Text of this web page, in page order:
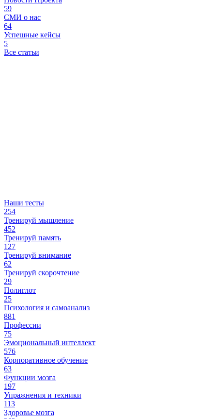
59
СМИ о нас
64
Успешные кейсы
5
Все статьи
Наши тесты
254
Тренируй мышление
452
Тренируй память
127
Тренируй внимание
62
Тренируй скорочтение
29
Полиглот
25
Психология и самоанализ
881
Профессии
75
Эмоциональный интеллект
576
Корпоративное обучение
63
Функции мозга
197
Упражнения и техники
113
Здоровье мозга